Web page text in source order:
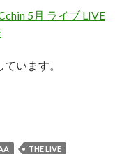
います。
THE LIVE